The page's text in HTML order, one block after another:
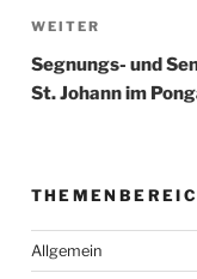
Nächster
Beitrag
WEITER
Segnungs- und
St. Johann im
Allgemein